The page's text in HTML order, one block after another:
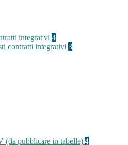
integrativi 4
contratti integrativi 3
(da pubblicare in tabelle) 4